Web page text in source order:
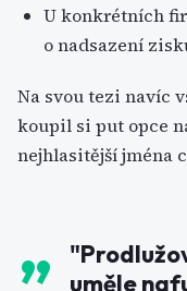
U konkrétních
o nadsazení
Na svou tezi navíc
koupil si put opce
nejhlasitější jména
uměle